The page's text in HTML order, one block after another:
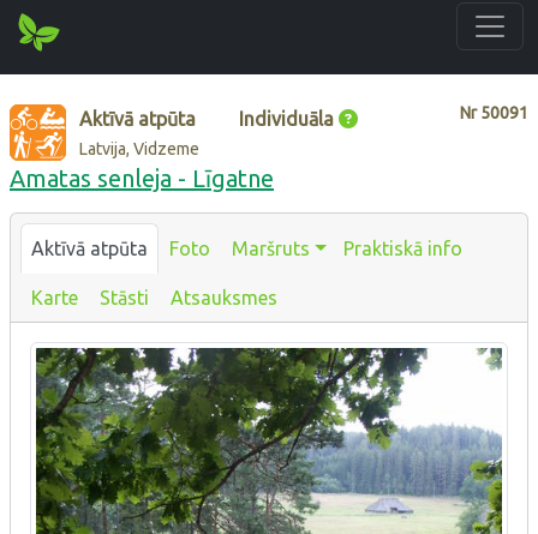
Nr50091
Aktīvā atpūta Individuāla
Latvija, Vidzeme
Amatas senleja - Līgatne
Aktīvā atpūta Foto Maršruts Praktiskā info
Karte Stāsti Atsauksmes